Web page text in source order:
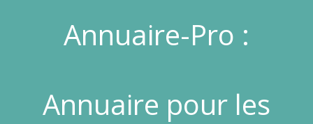
Annuaire-Pro :
Annuaire pour les